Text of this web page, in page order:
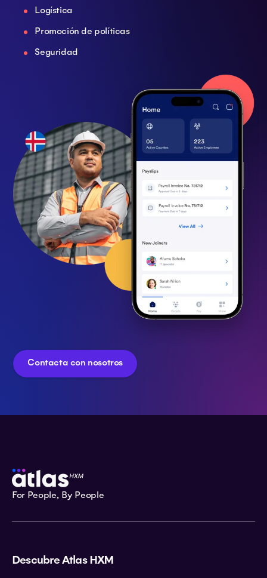
Logística
Promoción de políticas
Seguridad
Contacta con nosotros
For People, By People
Descubre Atlas HXM